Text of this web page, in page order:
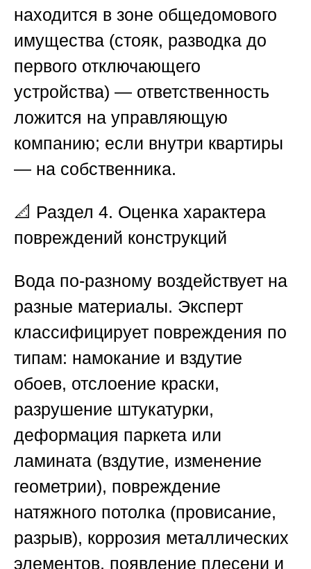
находится в зоне общедомового
имущества (стояк, разводка до
первого отключающего
устройства) — ответственность
ложится на управляющую
компанию; если внутри квартиры
— на собственника.
📐 Раздел 4. Оценка характера
повреждений конструкций
Вода по-разному воздействует на
разные материалы. Эксперт
классифицирует повреждения по
типам: намокание и вздутие
обоев, отслоение краски,
разрушение штукатурки,
деформация паркета или
ламината (вздутие, изменение
геометрии), повреждение
натяжного потолка (провисание,
разрыв), коррозия металлических
элементов, появление плесени и